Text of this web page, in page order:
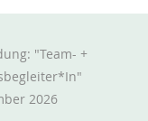
"Team- +
2026